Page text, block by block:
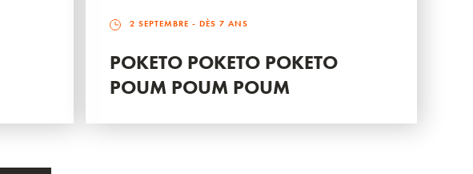
2 SEPTEMBRE - DÈS 7 ANS
POKETO POKETO POKETO
POUM POUM POUM